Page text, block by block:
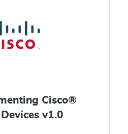
Cisco®
v1.0